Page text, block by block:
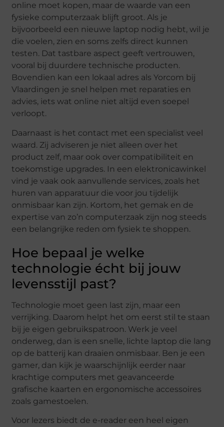
online moet kopen, maar de waarde van een
fysieke computerzaak blijft groot. Als je
bijvoorbeeld een nieuwe laptop nodig hebt, wil je
die voelen, zien en soms zelfs direct kunnen
testen. Dat tastbare aspect geeft vertrouwen,
vooral bij duurdere technische producten.
Bovendien kan een lokaal adres als Yorcom bij
Vlaardingen je snel helpen met reparaties en
advies, iets wat online niet altijd even soepel
verloopt.
Daarnaast is het contact met een specialist veel
waard. Zij adviseren je niet alleen over het
product zelf, maar ook over compatibiliteit en
toekomstige upgrades. In een elektronicawinkel
vind je vaak ook aanvullende services, zoals het
huren van apparatuur die voor jou tijdelijk
onmisbaar kan zijn. Kortom, het gemak en de
expertise van zo’n computerzaak zijn nog steeds
een belangrijke reden om fysiek te shoppen.
Hoe bepaal je welke
technologie écht bij jouw
levensstijl past?
Technologie moet geen last zijn, maar een
verrijking. Daarom helpt het om eerst stil te staan
bij je eigen gebruikspatroon. Werk je veel
onderweg, dan is een snelle, lichte laptop die lang
op de batterij kan draaien onmisbaar. Ben je een
gamer, dan kijk je waarschijnlijk eerder naar
krachtige computers met geavanceerde
grafische kaarten en ergonomische accessoires
zoals gamestoelen.
Voor lezers biedt de e-reader een heel eigen